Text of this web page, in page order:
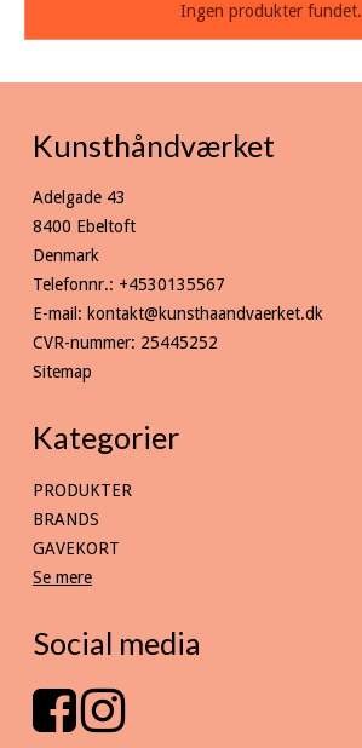
Ingen produkter fundet.
Kunsthåndværket
Adelgade 43
8400 Ebeltoft
Denmark
Telefonnr.: +4530135567
E-mail : kontakt@kunsthaandvaerket.dk
CVR-nummer: 25445252
Sitemap
Kategorier
PRODUKTER
BRANDS
GAVEKORT
Se mere
Social media